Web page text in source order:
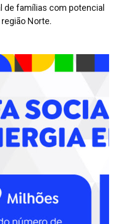
de famílias com potencial
Norte.